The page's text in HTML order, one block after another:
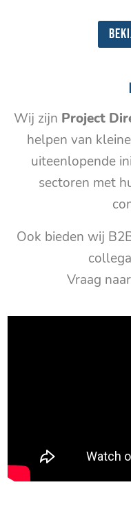
Wij zijn Project
helpen van
uiteenlopende
sectoren met
Ook bieden wij
Vraag